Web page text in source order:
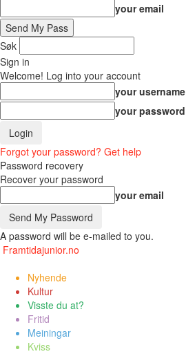
your email
Søk
Sign in
Welcome! Log into your account
your username
your password
Forgot your password? Get help
Password recovery
Recover your password
your email
A password will be e-mailed to you.
Framtidajunior.no
Nyhende
Kultur
Visste du at?
Fritid
Meiningar
Kviss